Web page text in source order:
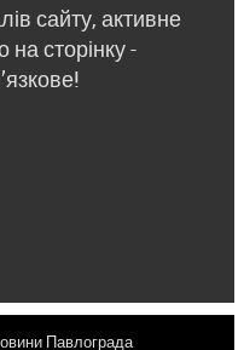
сайту, активне
сторінку -
Павлограда